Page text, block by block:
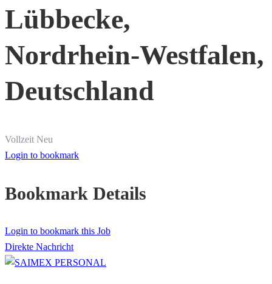
Lübbecke,
Nordrhein-Westfalen,
Deutschland
Vollzeit Neu
Login to bookmark
Bookmark Details
Login to bookmark this Job
Direkte Nachricht